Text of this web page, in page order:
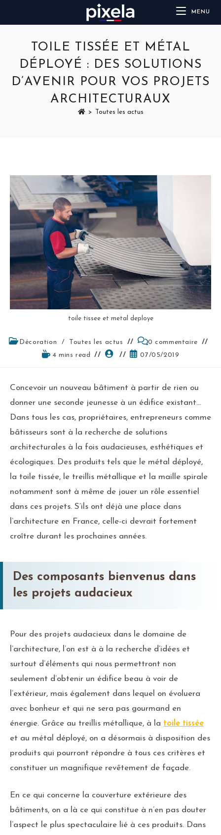
MENU
TOILE TISSÉE ET MÉTAL
DÉPLOYÉ : DES SOLUTIONS
D’AVENIR POUR VOS PROJETS
ARCHITECTURAUX
> Toutes les actus
toile tissee et metal deploye
Décoration / Toutes les actus
0 commentaire
4 mins read
07/05/2019
Concevoir un nouveau bâtiment à partir de rien ou
donner une seconde jeunesse à un édifice existant…
Dans tous les cas, propriétaires, entrepreneurs comme
bâtisseurs sont à la recherche de solutions
architecturales à la fois audacieuses, esthétiques et
écologiques. Des produits tels que le métal déployé,
la toile tissée, le treillis métallique et la maille spirale
notamment sont à même de jouer un rôle essentiel
dans ces projets. S’ils ont déjà une place dans
l’architecture en France, celle-ci devrait fortement
croître durant les prochaines années.
Des composants bienvenus dans
les projets audacieux
Pour des projets audacieux dans le domaine de
l’architecture, l’on est à à la recherche d’idées et
surtout d’éléments qui nous permettront non
seulement d’obtenir un édifice beau à voir de
l’extérieur, mais également dans lequel on évoluera
avec bonheur et qui ne sera pas gourmand en
énergie. Grâce au treillis métallique, à la toile tissée
et au métal déployé, on a désormais à disposition des
produits qui pourront répondre à tous ces critères et
constituer un magnifique revêtement de façade.
En ce qui concerne la couverture extérieure des
bâtiments, on a là ce qui constitue à n’en pas douter
l’aspect le plus spectaculaire lié à ces produits. Dans